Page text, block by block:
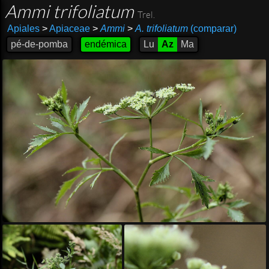
Ammi trifoliatum Trel.
Apiales >Apiaceae > Ammi > A. trifoliatum(comparar)
pé-de-pomba
endémica Lu Az Ma